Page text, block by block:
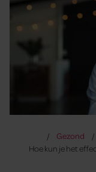
Gezond
Hoe kun je het